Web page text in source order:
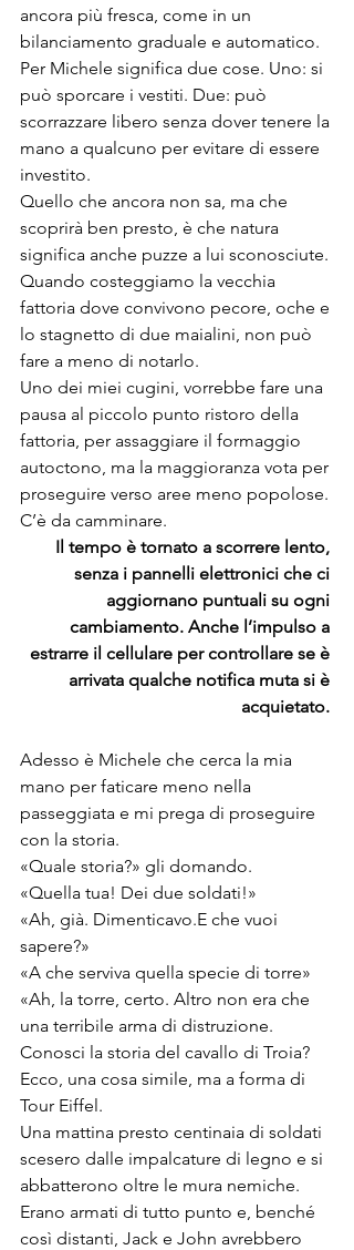
ancora più fresca, come in un
bilanciamento graduale e automatico.
Per Michele significa due cose. Uno: si
può sporcare i vestiti. Due: può
scorrazzare libero senza dover tenere la
mano a qualcuno per evitare di essere
investito.
Quello che ancora non sa, ma che
scoprirà ben presto, è che natura
significa anche puzze a lui sconosciute.
Quando costeggiamo la vecchia
fattoria dove convivono pecore, oche e
lo stagnetto di due maialini, non può
fare a meno di notarlo.
Uno dei miei cugini, vorrebbe fare una
pausa al piccolo punto ristoro della
fattoria, per assaggiare il formaggio
autoctono, ma la maggioranza vota per
proseguire verso aree meno popolose.
C’è da camminare.
Il tempo è tornato a scorrere lento,
senza i pannelli elettronici che ci
aggiornano puntuali su ogni
cambiamento. Anche l’impulso a
estrarre il cellulare per controllare se è
arrivata qualche notifica muta si è
acquietato.
Adesso è Michele che cerca la mia
mano per faticare meno nella
passeggiata e mi prega di proseguire
con la storia.
«Quale storia?» gli domando.
«Quella tua! Dei due soldati!»
«Ah, già. Dimenticavo.E che vuoi
sapere?»
«A che serviva quella specie di torre»
«Ah, la torre, certo. Altro non era che
una terribile arma di distruzione.
Conosci la storia del cavallo di Troia?
Ecco, una cosa simile, ma a forma di
Tour Eiffel.
Una mattina presto centinaia di soldati
scesero dalle impalcature di legno e si
abbatterono oltre le mura nemiche.
Erano armati di tutto punto e, benché
così distanti, Jack e John avrebbero